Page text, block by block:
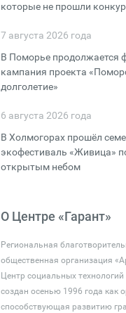
которые не прошли
7 августа 2026 года
В Поморье продолжается
кампания проекта
долголетие»
6 августа 2026 года
В Холмогорах прошёл
экофестиваль «Живица»
открытым небом
О Центре «Гарант»
Региональная
общественная организация
Центр социальных
создан осенью 1996 года как
способствующая развитию